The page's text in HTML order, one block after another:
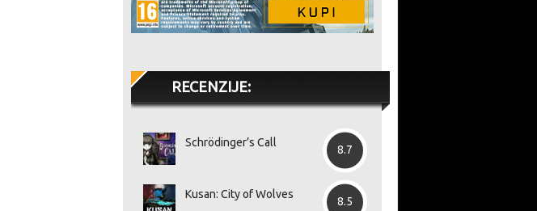
RECENZIJE:
Schrödinger’s Call
8.7
Kusan: City of Wolves
8.5